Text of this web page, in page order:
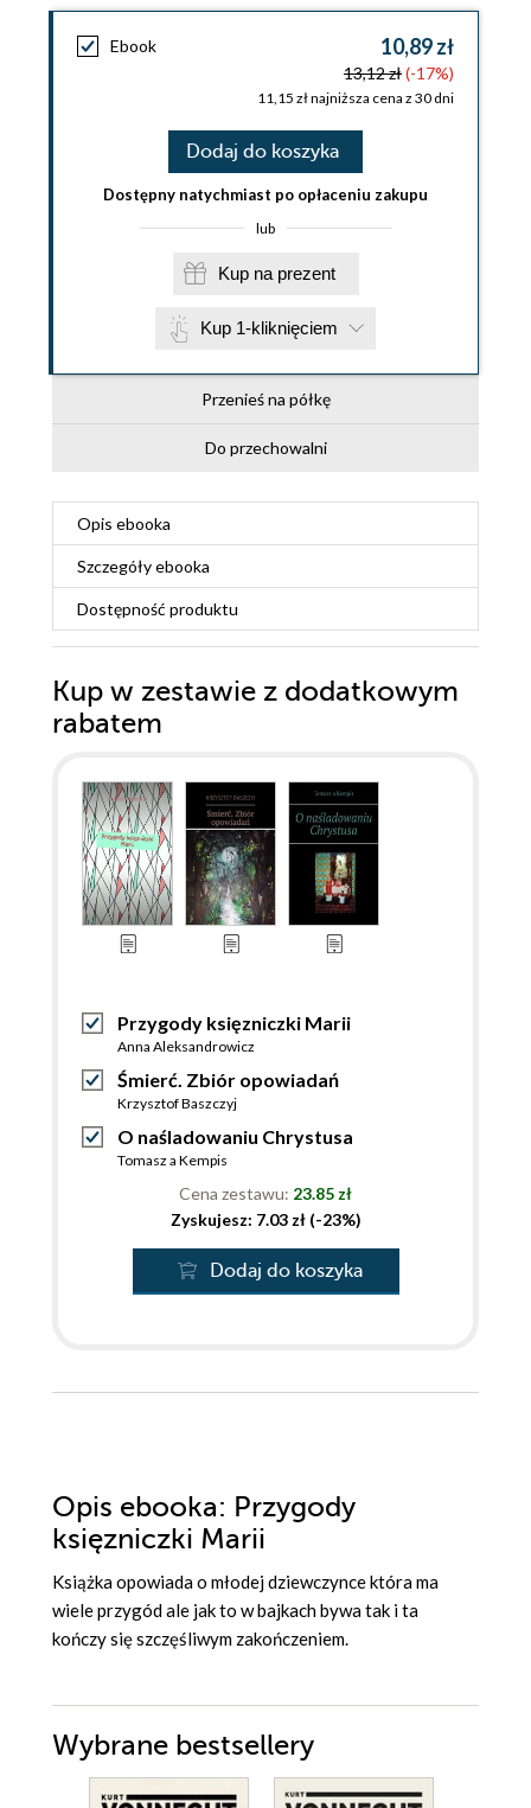
Ebook 10,89 zł
13,12 zł(-17%)
11,15 zł najniższa cena z 30 dni
Dodaj do koszyka
Dostępny natychmiast po opłaceniu zakupu
lub
Kup na prezent
Kup 1-kliknięciem
Przenieś na półkę
Do przechowalni
Opis ebooka
Szczegółyebooka
Dostępność produktu
Kup w zestawie z dodatkowym
rabatem
Przygody księzniczki Marii
Anna Aleksandrowicz
Śmierć. Zbiór opowiadań
Krzysztof Baszczyj
O naśladowaniu Chrystusa
Tomasz a Kempis
Cena zestawu: 23.85 zł
Zyskujesz: 7.03 zł (-23%)
Dodaj do koszyka
Opis ebooka: Przygody
księzniczki Marii
Książka opowiada o młodej dziewczynce która ma
wiele przygód ale jak to w bajkach bywa tak i ta
kończy się szczęśliwym zakończeniem.
Wybrane bestsellery